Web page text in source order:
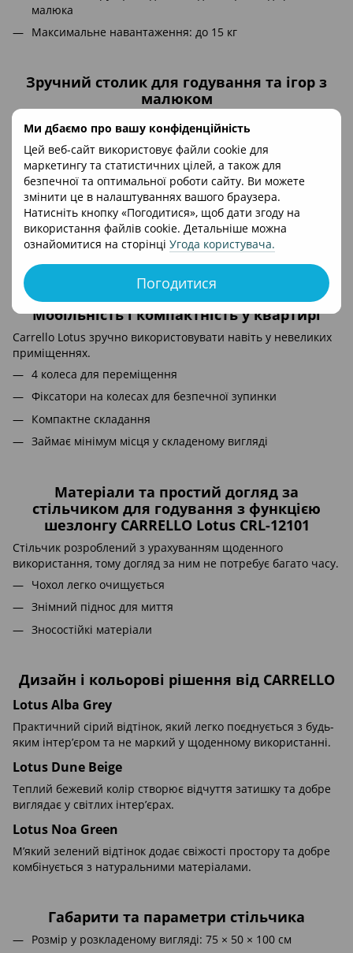
Ми дбаємо про вашу конфіденційність
Цей веб-сайт використовує файли cookie для
маркетингу та статистичних цілей, а також для
безпечної та оптимальної роботи сайту. Ви можете
змінити це в налаштуваннях вашого браузера.
Натисніть кнопку «Погодитися», щоб дати згоду на
використання файлів cookie. Детальніше можна
ознайомитися на сторінці Угода користувача.
Погодитися
малюка
Максимальне навантаження: до 15 кг
Зручний столик для годування та ігор з
малюком
Стільчик оснащений функціональним столиком, який легко
адаптується під потреби батьків і дитини.
Регулювання столика по глибині (3 положення)
Знімний піднос для швидкого очищення
Можливість зняття столика
Кріплення столика на рамі позаду для зберігання
Поверхні легко миються, що значно спрощує догляд після
кожного прийому їжі.
Мобільність і компактність у квартирі
Carrello Lotus зручно використовувати навіть у невеликих
приміщеннях.
4 колеса для переміщення
Фіксатори на колесах для безпечної зупинки
Компактне складання
Займає мінімум місця у складеному вигляді
Матеріали та простий догляд за
стільчиком для годування з функцією
шезлонгу CARRELLO Lotus CRL-12101
Стільчик розроблений з урахуванням щоденного
використання, тому догляд за ним не потребує багато часу.
Чохол легко очищується
Знімний піднос для миття
Зносостійкі матеріали
Дизайн і кольорові рішення від CARRELLO
Lotus Alba Grey
Практичний сірий відтінок, який легко поєднується з будь-
яким інтер’єром та не маркий у щоденному використанні.
Lotus Dune Beige
Теплий бежевий колір створює відчуття затишку та добре
виглядає у світлих інтер’єрах.
Lotus Noa Green
М’який зелений відтінок додає свіжості простору та добре
комбінується з натуральними матеріалами.
Габарити та параметри стільчика
Розмір у розкладеному вигляді: 75 × 50 × 100 см